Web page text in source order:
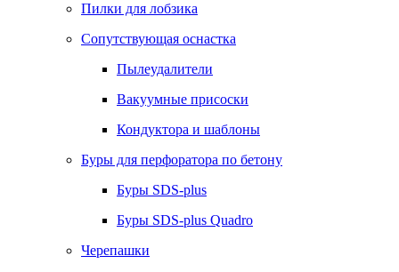
Пилки для лобзика
Сопутствующая оснастка
Пылеудалители
Вакуумные присоски
Кондуктора и шаблоны
Буры для перфоратора по бетону
Буры SDS-plus
Буры SDS-plus Quadro
Черепашки